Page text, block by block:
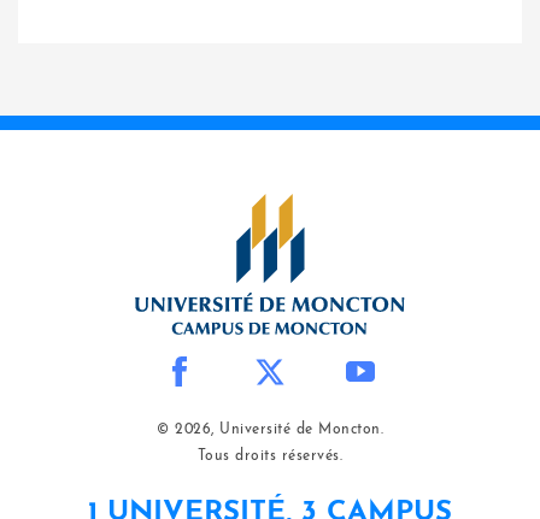
© 2026, Université de Moncton.
Tous droits réservés.
1 UNIVERSITÉ, 3 CAMPUS